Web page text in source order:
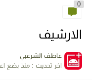
0
الارشيف
عاطف الشرعبي
اخر تحديث : منذ بضع